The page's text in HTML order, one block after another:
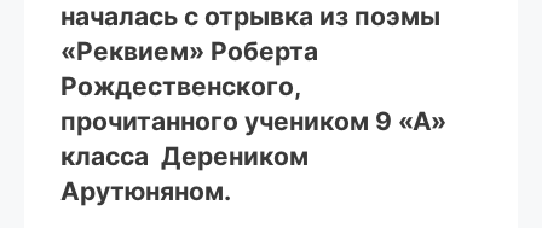
началась с отрывка из поэмы
«Реквием» Роберта
Рождественского,
прочитанного учеником 9 «А»
класса Дереником
Арутюняном.